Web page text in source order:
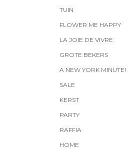
TUIN
FLOWER ME HAPPY
LA JOIE DE VIVRE
GROTE BEKERS
A NEW YORK MINUTE!
SALE
KERST
PARTY
RAFFIA
HOME